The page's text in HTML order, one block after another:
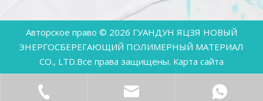
Авторское право © 2026 ГУАНДУН ЯЦЗЯ НОВЫЙ
ЭНЕРГОСБЕРЕГАЮЩИЙ ПОЛИМЕРНЫЙ МАТЕРИАЛ
CO., LTD.Все права защищены. Карта сайта